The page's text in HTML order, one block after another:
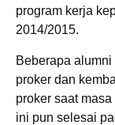
program kerja
2014/2015.
Beberapa
proker dan
proker saat
ini pun selesai